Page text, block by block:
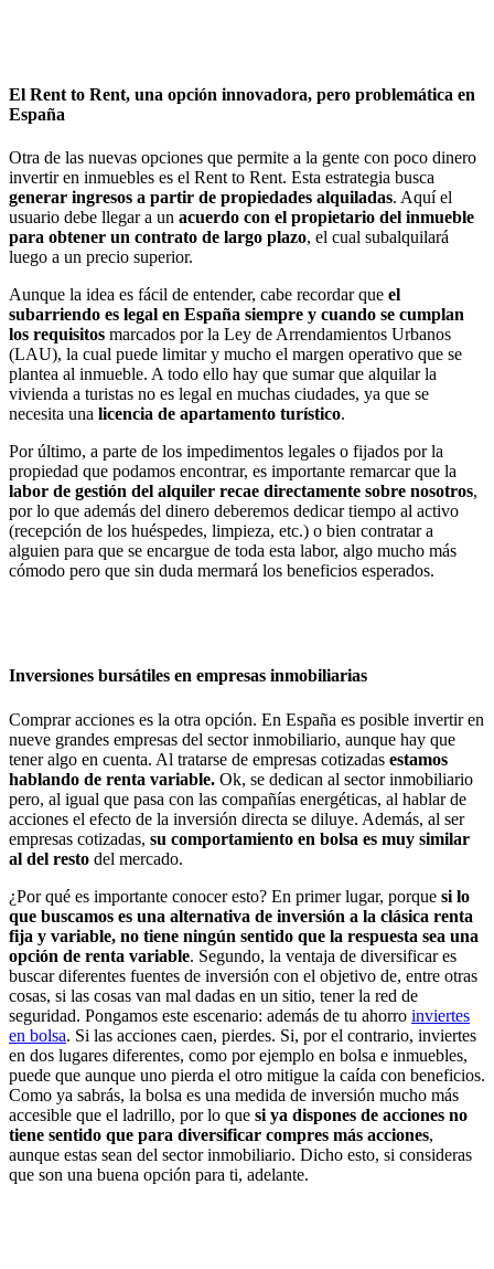
El Rent to Rent, una opción innovadora, pero problemática en
España
Otra de las nuevas opciones que permite a la gente con poco dinero
invertir en inmuebles es el Rent to Rent. Esta estrategia busca
generar ingresos a partir de propiedades alquiladas. Aquí el
usuario debe llegar a un acuerdo con el propietario del inmueble
para obtener un contrato de largo plazo, el cual subalquilará
luego a un precio superior.
Aunque la idea es fácil de entender, cabe recordar que el
subarriendo es legal en España siempre y cuando se cumplan
los requisitos marcados por la Ley de Arrendamientos Urbanos
(LAU), la cual puede limitar y mucho el margen operativo que se
plantea al inmueble. A todo ello hay que sumar que alquilar la
vivienda a turistas no es legal en muchas ciudades, ya que se
necesita una licencia de apartamento turístico.
Por último, a parte de los impedimentos legales o fijados por la
propiedad que podamos encontrar, es importante remarcar que la
labor de gestión del alquiler recae directamente sobre nosotros,
por lo que además del dinero deberemos dedicar tiempo al activo
(recepción de los huéspedes, limpieza, etc.) o bien contratar a
alguien para que se encargue de toda esta labor, algo mucho más
cómodo pero que sin duda mermará los beneficios esperados.
Inversiones bursátiles en empresas inmobiliarias
Comprar acciones es la otra opción. En España es posible invertir en
nueve grandes empresas del sector inmobiliario, aunque hay que
tener algo en cuenta. Al tratarse de empresas cotizadas estamos
hablando de renta variable. Ok, se dedican al sector inmobiliario
pero, al igual que pasa con las compañías energéticas, al hablar de
acciones el efecto de la inversión directa se diluye. Además, al ser
empresas cotizadas, su comportamiento en bolsa es muy similar
al del resto del mercado.
¿Por qué es importante conocer esto? En primer lugar, porque si lo
que buscamos es una alternativa de inversión a la clásica renta
fija y variable, no tiene ningún sentido que la respuesta sea una
opción de renta variable. Segundo, la ventaja de diversificar es
buscar diferentes fuentes de inversión con el objetivo de, entre otras
cosas, si las cosas van mal dadas en un sitio, tener la red de
seguridad. Pongamos este escenario: además de tu ahorro inviertes
en bolsa. Si las acciones caen, pierdes. Si, por el contrario, inviertes
en dos lugares diferentes, como por ejemplo en bolsa e inmuebles,
puede que aunque uno pierda el otro mitigue la caída con beneficios.
Como ya sabrás, la bolsa es una medida de inversión mucho más
accesible que el ladrillo, por lo que si ya dispones de acciones no
tiene sentido que para diversificar compres más acciones,
aunque estas sean del sector inmobiliario. Dicho esto, si consideras
que son una buena opción para ti, adelante.